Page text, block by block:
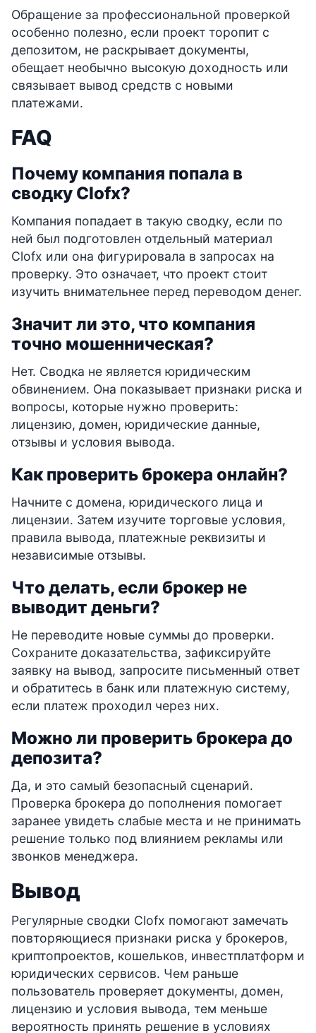
Обращение за профессиональной проверкой
особенно полезно, если проект торопит с
депозитом, не раскрывает документы,
обещает необычно высокую доходность или
связывает вывод средств с новыми
платежами.
FAQ
Почему компания попала в
сводку Clofx?
Компания попадает в такую сводку, если по
ней был подготовлен отдельный материал
Clofx или она фигурировала в запросах на
проверку. Это означает, что проект стоит
изучить внимательнее перед переводом денег.
Значит ли это, что компания
точно мошенническая?
Нет. Сводка не является юридическим
обвинением. Она показывает признаки риска и
вопросы, которые нужно проверить:
лицензию, домен, юридические данные,
отзывы и условия вывода.
Как проверить брокера онлайн?
Начните с домена, юридического лица и
лицензии. Затем изучите торговые условия,
правила вывода, платежные реквизиты и
независимые отзывы.
Что делать, если брокер не
выводит деньги?
Не переводите новые суммы до проверки.
Сохраните доказательства, зафиксируйте
заявку на вывод, запросите письменный ответ
и обратитесь в банк или платежную систему,
если платеж проходил через них.
Можно ли проверить брокера до
депозита?
Да, и это самый безопасный сценарий.
Проверка брокера до пополнения помогает
заранее увидеть слабые места и не принимать
решение только под влиянием рекламы или
звонков менеджера.
Вывод
Регулярные сводки Clofx помогают замечать
повторяющиеся признаки риска у брокеров,
криптопроектов, кошельков, инвестплатформ и
юридических сервисов. Чем раньше
пользователь проверяет документы, домен,
лицензию и условия вывода, тем меньше
вероятность принять решение в условиях